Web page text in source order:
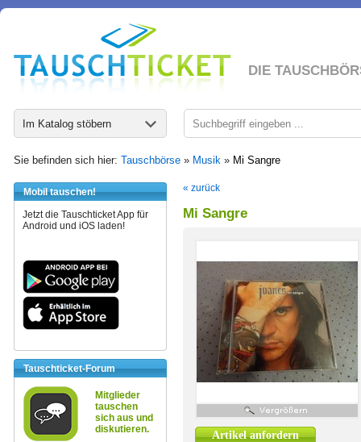
DIE
Im Katalog stöbern
Sie befinden sich hier: Tauschbörse » Musik » Mi Sangre
Mobil tauschen!
Jetzt die Tauschticket App für
Android und iOS laden!
Tauschticket-Forum
Mitglieder
tauschen
sich aus und
diskutieren.
« zurück
Mi Sangre
Artikel anfordern